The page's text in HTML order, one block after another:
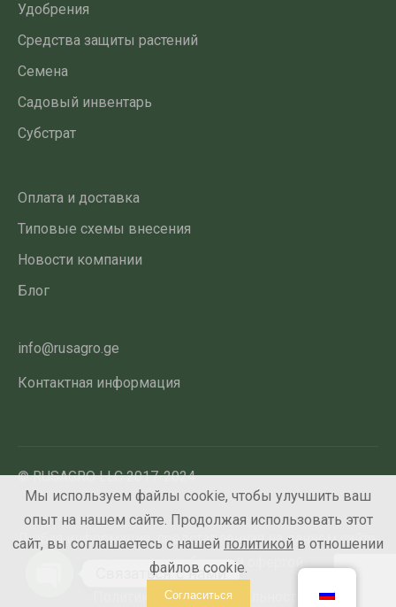
Удобрения
Средства защиты растений
Семена
Садовый инвентарь
Субстрат
Оплата и доставка
Типовые схемы внесения
Новости компании
Блог
info@rusagro.ge
Контактная информация
© RUSAGRO LLC 2017-2024
Любая информация, представленная на данном сайте,
не является публичной офертой
Политика конфиденциальности
Мы используем файлы cookie, чтобы улучшить ваш
опыт на нашем сайте. Продолжая использовать этот
сайт, вы соглашаетесь с нашей политикой в отношении
файлов cookie.
Согласиться
Связаться с нами